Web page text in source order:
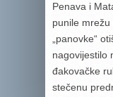
Penava i
punile
„panovke“
nagovijestilo
đakovačke
stečenu